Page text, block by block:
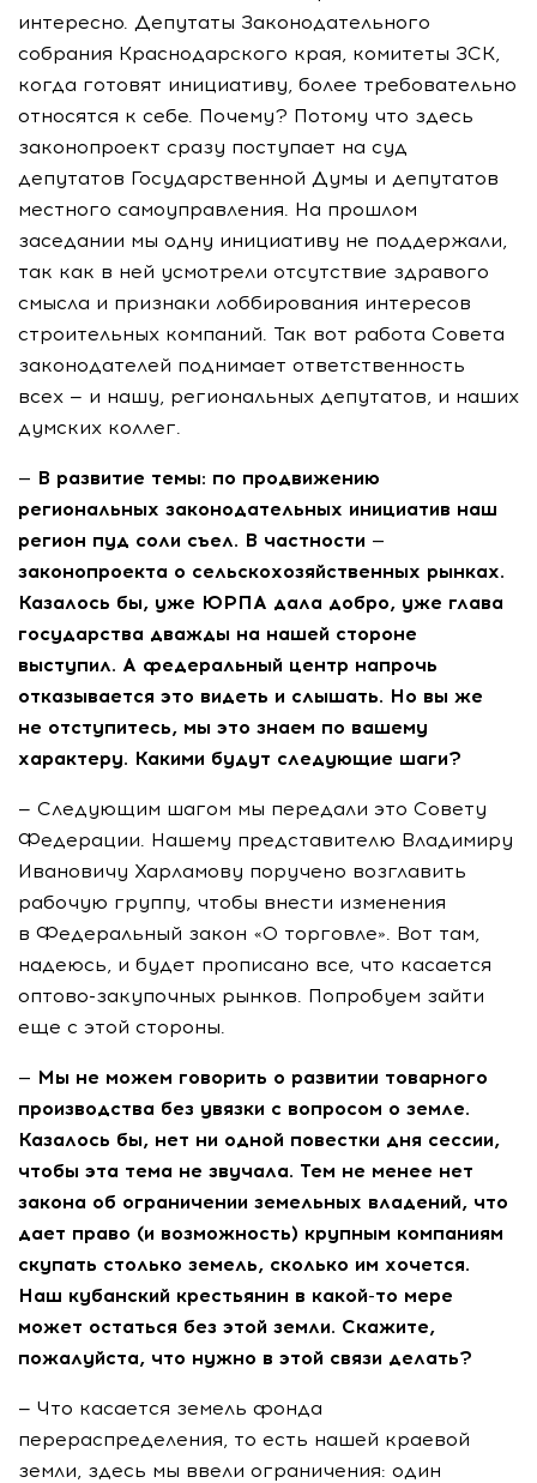
интересно. Депутаты Законодательного
собрания Краснодарского края, комитеты ЗСК,
когда готовят инициативу, более требовательно
относятся к себе. Почему? Потому что здесь
законопроект сразу поступает на суд
депутатов Государственной Думы и депутатов
местного самоуправления. На прошлом
заседании мы одну инициативу не поддержали,
так как в ней усмотрели отсутствие здравого
смысла и признаки лоббирования интересов
строительных компаний. Так вот работа Совета
законодателей поднимает ответственность
всех — и нашу, региональных депутатов, и наших
думских коллег.
— В развитие темы: по продвижению
региональных законодательных инициатив наш
регион пуд соли съел. В частности —
законопроекта о сельскохозяйственных рынках.
Казалось бы, уже ЮРПА дала добро, уже глава
государства дважды на нашей стороне
выступил. А федеральный центр напрочь
отказывается это видеть и слышать. Но вы же
не отступитесь, мы это знаем по вашему
характеру. Какими будут следующие шаги?
— Следующим шагом мы передали это Совету
Федерации. Нашему представителю Владимиру
Ивановичу Харламову поручено возглавить
рабочую группу, чтобы внести изменения
в Федеральный закон «О торговле». Вот там,
надеюсь, и будет прописано все, что касается
оптово-закупочных рынков. Попробуем зайти
еще с этой стороны.
— Мы не можем говорить о развитии товарного
производства без увязки с вопросом о земле.
Казалось бы, нет ни одной повестки дня сессии,
чтобы эта тема не звучала. Тем не менее нет
закона об ограничении земельных владений, что
дает право (и возможность) крупным компаниям
скупать столько земель, сколько им хочется.
Наш кубанский крестьянин в какой-то мере
может остаться без этой земли. Скажите,
пожалуйста, что нужно в этой связи делать?
— Что касается земель фонда
перераспределения, то есть нашей краевой
земли, здесь мы ввели ограничения: один